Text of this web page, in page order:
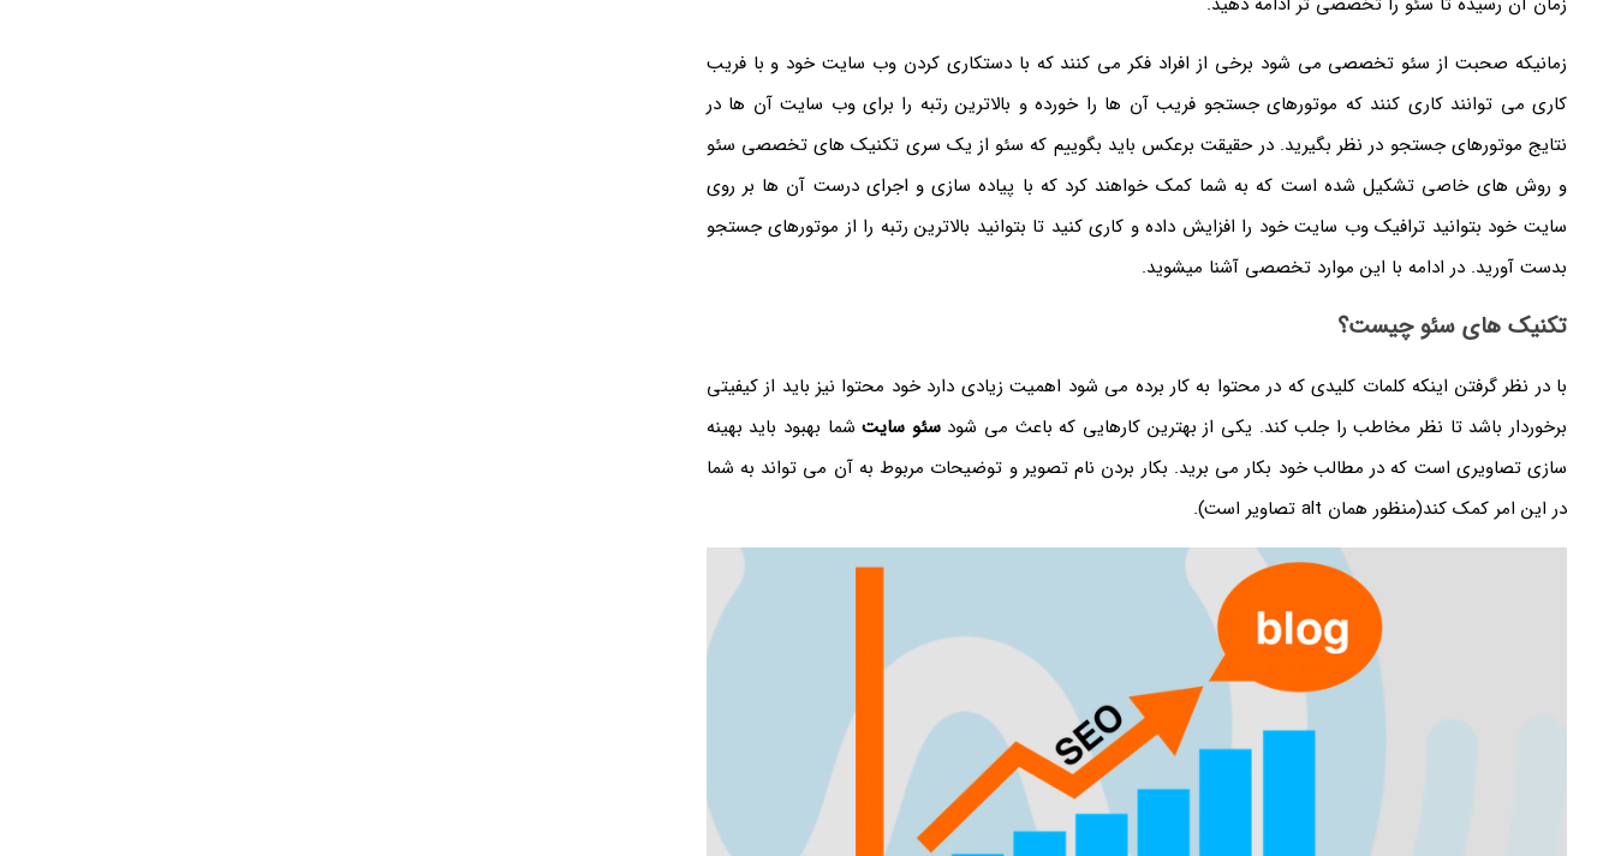
زمانیکه صحبت از سئو تخصصی می شود برخی از افراد فکر می کنند که با دستکاری کردن وب سایت خود و با فریب
کاری می توانند کاری کنند که موتورهای جستجو فریب آن ها را خورده و بالاترین رتبه را برای وب سایت آن ها در
نتایج موتورهای جستجو در نظر بگیرید. در حقیقت برعکس باید بگوییم که سئو از یک سری تکنیک های تخصصی سئو
و روش های خاصی تشکیل شده است که به شما کمک خواهند کرد که با پیاده سازی و اجرای درست آن ها بر روی
سایت خود بتوانید ترافیک وب سایت خود را افزایش داده و کاری کنید تا بتوانید بالاترین رتبه را از موتورهای جستجو
بدست آورید. در ادامه با این موارد تخصصی آشنا میشوید.
تکنیک های سئو چیست؟
با در نظر گرفتن اینکه کلمات کلیدی که در محتوا به کار برده می شود اهمیت زیادی دارد خود محتوا نیز باید از کیفیتی
برخوردار باشد تا نظر مخاطب را جلب کند. یکی از بهترین کارهایی که باعث می شودسئو سایتشما بهبود باید بهینه
سازی تصاویری است که در مطالب خود بکار می برید. بکار بردن نام تصویر و توضیحات مربوط به آن می تواند به شما
در این امر کمک کند(منظور همان alt تصاویر است).